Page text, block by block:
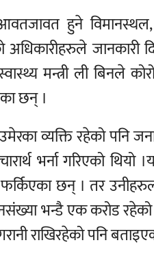
हुने विमानस्थल,
अधिकारीहरुले जानकारी
मन्त्री ली बिनले
छन् ।
व्यक्ति रहेको पनि
भर्ना गरिएको
छन् । तर
भन्डै एक करोड
राखिरहेको पनि